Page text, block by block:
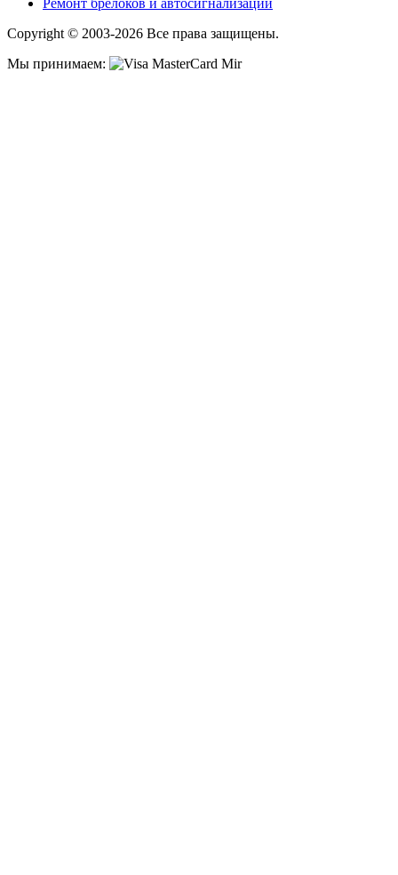
Ремонт брелоков и автосигнализаций
Copyright © 2003-2026 Все права защищены.
Мы принимаем: